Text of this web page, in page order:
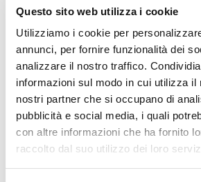
Questo sito web utilizza i cookie
Utilizziamo i cookie per
annunci, per fornire funzionalità dei
analizzare il nostro traffico.
informazioni sul modo in cui utilizza il
nostri partner che si occupano di
pubblicità e social media, i quali
con altre informazioni che ha fornito
raccolto dal suo utilizzo dei loro
Scopri i prezzi »
Da non perdere in India: Nord Est
Tour culturali
Estensione trekking nella
valle di Kathmandu
Ashram